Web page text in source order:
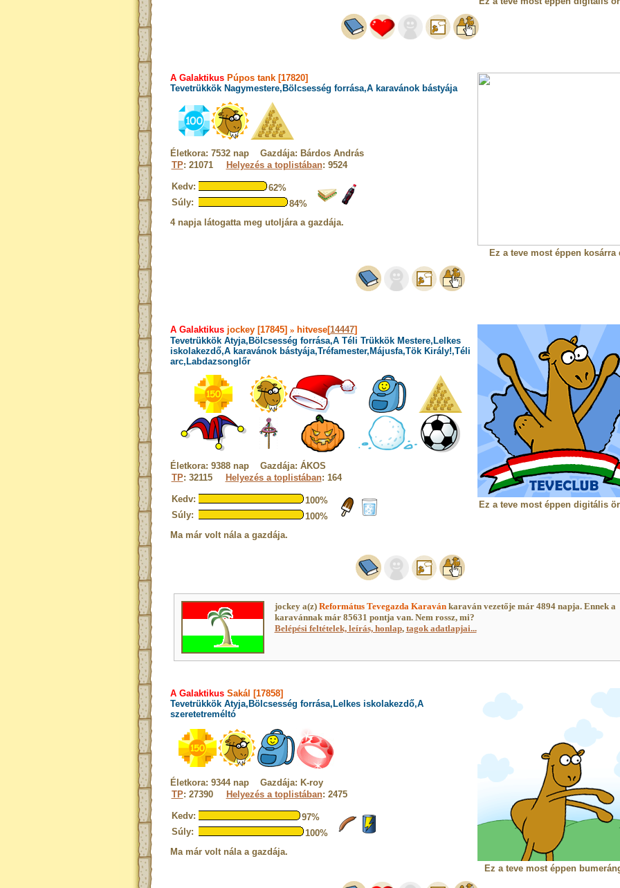
A GalaktikusPúpos tank [17820]
Tevetrükkök Nagymestere,Bölcsesség forrása,A karavánok bástyája
Életkora: 7532 nap Gazdája: Bárdos András
TP: 21071 Helyezés a toplistában: 9524
Kedv:
62%
Súly:
84%
4 napja látogatta meg utoljára a gazdája.
Ez a teve most éppen kosárra
A Galaktikusjockey [17845] » hitvese[14447]
Tevetrükkök Atyja,Bölcsesség forrása,A Téli Trükkök Mestere,Lelkes
iskolakezdő,A karavánok bástyája,Tréfamester,Májusfa,Tök Király!,Téli
arc,Labdazsonglőr
Életkora: 9388 nap Gazdája: ÁKOS
TP: 32115 Helyezés a toplistában: 164
Kedv:
100%
Súly:
100%
Ma már volt nála a gazdája.
Ez a teve most éppen digitális
jockey a(z) Református Tevegazda Karavánkaraván vezetője már 4894 napja. Ennek a
karavánnak már 85631 pontja van. Nem rossz, mi?
Belépési feltételek, leírás, honlap, tagok adatlapjai...
A GalaktikusSakál [17858]
Tevetrükkök Atyja,Bölcsesség forrása,Lelkes iskolakezdő,A
szeretetreméltó
Életkora: 9344 nap Gazdája: K-roy
TP: 27390 Helyezés a toplistában: 2475
Kedv:
97%
Súly:
100%
Ma már volt nála a gazdája.
Ez a teve most éppen